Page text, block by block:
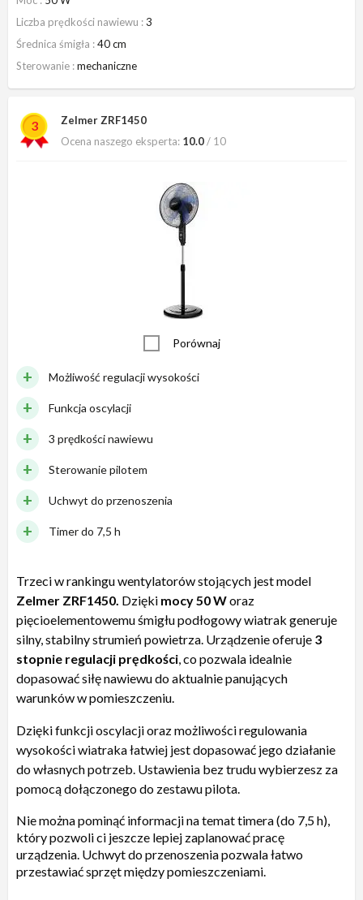
Liczba prędkości nawiewu
3
Średnica śmigła
40 cm
Sterowanie mechaniczne
3
Zelmer ZRF1450
Ocena naszego eksperta: 10.0/ 10
Porównaj
Możliwość regulacji wysokości
Funkcja oscylacji
3 prędkości nawiewu
Sterowanie pilotem
Uchwyt do przenoszenia
Timer do 7,5 h
Trzeci w rankingu wentylatorów stojących jest model
Zelmer ZRF1450. Dzięki mocy 50 Woraz
pięcioelementowemu śmigłu podłogowy wiatrak generuje
silny, stabilny strumień powietrza. Urządzenie oferuje 3
stopnie regulacji prędkości , co pozwala idealnie
dopasować siłę nawiewu do aktualnie panujących
warunków w pomieszczeniu.
Dzięki funkcji oscylacji oraz możliwości regulowania
wysokości wiatraka łatwiej jest dopasować jego działanie
do własnych potrzeb. Ustawienia bez trudu wybierzesz za
pomocą dołączonego do zestawu pilota.
Nie można pominąć informacji na temat timera (do 7,5 h),
który pozwoli ci jeszcze lepiej zaplanować pracę
urządzenia. Uchwyt do przenoszenia pozwala łatwo
przestawiać sprzęt między pomieszczeniami.